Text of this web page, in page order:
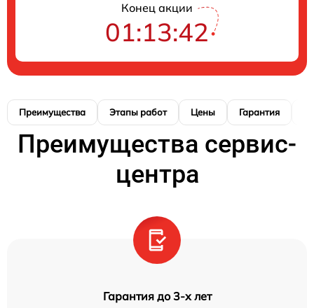
Конец акции
01:13:41
Преимущества Этапы работ Цены Гарантия
Преимущества сервис-
центра
Гарантия до 3-х лет